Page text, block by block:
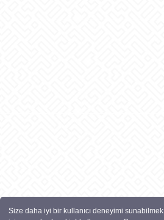
Size daha iyi bir kullanıcı deneyimi sunabilmek